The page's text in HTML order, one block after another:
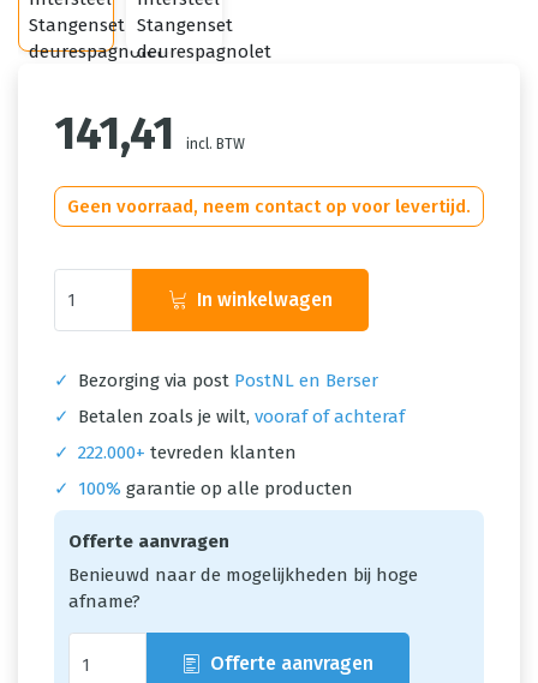
141,41 incl. BTW
Geen voorraad, neem contact op voor levertijd.
In winkelwagen
✓ Bezorging via post PostNL en Berser
✓
Betalen zoals je wilt, vooraf of achteraf
✓ 222.000+ tevreden klanten
✓
100% garantie op alle producten
Offerte aanvragen
Benieuwd naar de mogelijkheden bij hoge
afname?
Offerte aanvragen